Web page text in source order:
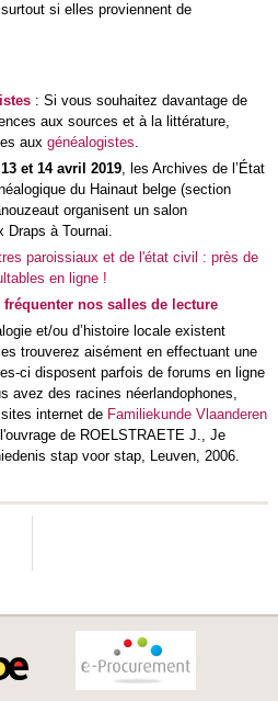
si elles proviennent de
: Si vous souhaitez davantage de
aux sources et à la littérature,
aux généalogistes
13 et 14 avril 2019, les Archives de l’État
du Hainaut belge (section
organisent un salon
à Tournai.
paroissiaux et de l'état civil : près de
en ligne !
nos salles de lecture
et/ou d’histoire locale existent
trouverez aisément en effectuant une
ci disposent parfois de forums en ligne
avez des racines néerlandophones,
internet de Familiekunde Vlaanderen
de ROELSTRAETE J., Je
stap voor stap, Leuven, 2006.